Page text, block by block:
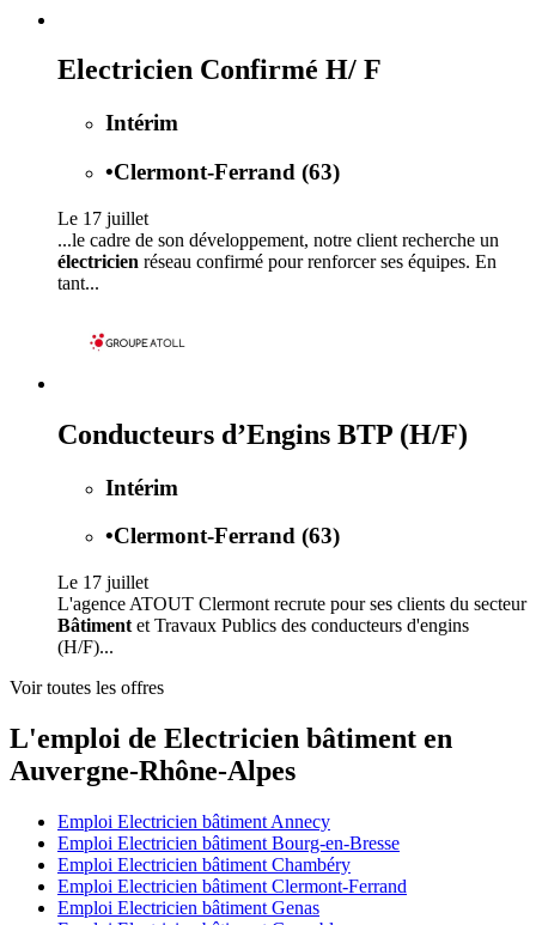
Electricien Confirmé H/ F
Intérim
•Clermont-Ferrand (63)
Le 17 juillet
...le cadre de son développement, notre client recherche un
électricien réseau confirmé pour renforcer ses équipes. En
tant...
Conducteurs d’Engins BTP (H/F)
Intérim
•Clermont-Ferrand (63)
Le 17 juillet
L'agence ATOUT Clermont recrute pour ses clients du secteur
Bâtiment et Travaux Publics des conducteurs d'engins
(H/F)...
Voir toutes les offres
L'emploi de Electricien bâtiment en
Auvergne-Rhône-Alpes
Emploi Electricien bâtiment Annecy
Emploi Electricien bâtiment Bourg-en-Bresse
Emploi Electricien bâtiment Chambéry
Emploi Electricien bâtiment Clermont-Ferrand
Emploi Electricien bâtiment Genas